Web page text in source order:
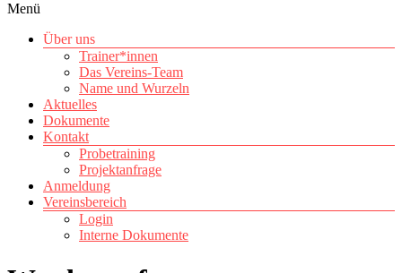
Menü
Über uns
Trainer*innen
Das Vereins-Team
Name und Wurzeln
Aktuelles
Dokumente
Kontakt
Probetraining
Projektanfrage
Anmeldung
Vereinsbereich
Login
Interne Dokumente